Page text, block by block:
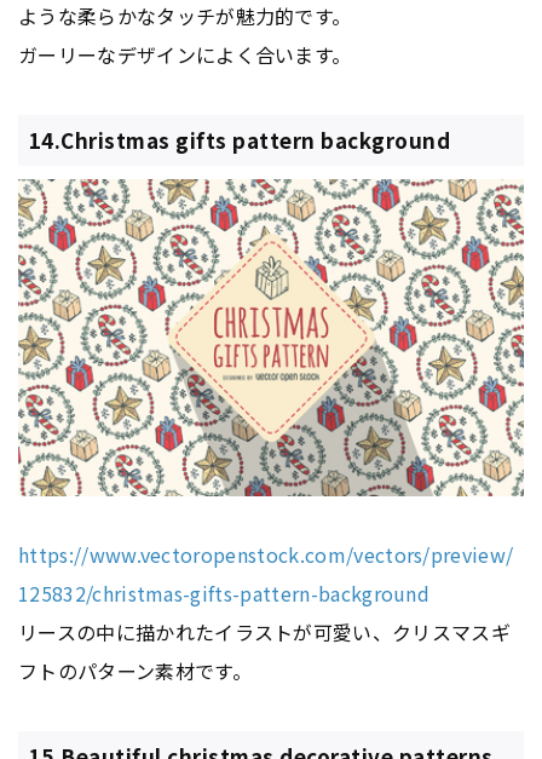
ような柔らかなタッチが魅力的です。
ガーリーなデザインによく合います。
14.Christmas gifts pattern background
https://www.vectoropenstock.com/vectors/preview/
125832/christmas-gifts-pattern-background
リースの中に描かれたイラストが可愛い、クリスマスギ
フトのパターン素材です。